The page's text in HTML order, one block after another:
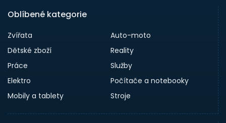
Oblíbené kategorie
Zvířata
Auto-moto
Dětské zboží
Reality
Práce
Služby
Elektro
Počítače a notebooky
Mobily a tablety
Stroje